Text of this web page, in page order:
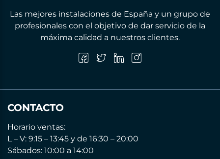
Las mejores instalaciones de España y un grupo de
profesionales con el objetivo de dar servicio de la
máxima calidad a nuestros clientes.
CONTACTO
Horario ventas:
L – V: 9:15 – 13:45 y de 16:30 – 20:00
Sábados: 10:00 a 14:00